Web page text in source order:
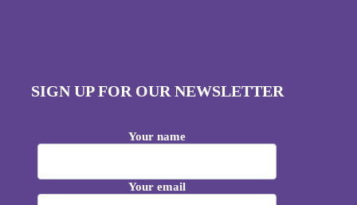
SIGN UP FOR OUR NEWSLETTER
Your name
Your email